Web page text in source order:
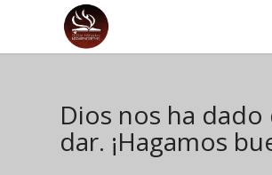
Dios nos ha
dar. ¡Hagamos